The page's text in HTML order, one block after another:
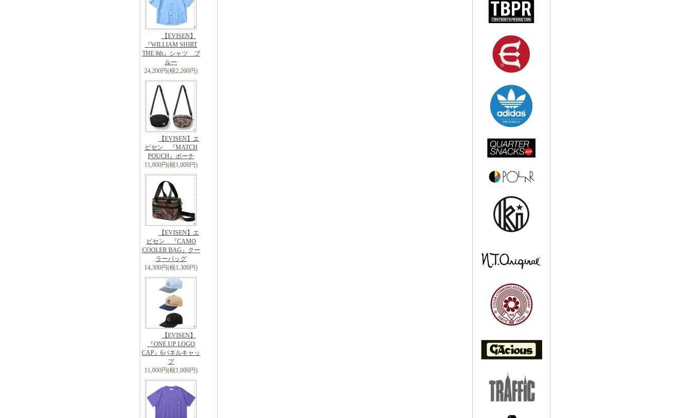
【EVISEN】
『WILLIAM SHIRT
THE 8th』シャツ ブ
ルー
24,200円(税2,200円)
【EVISEN】エ
ビセン 『MATCH
POUCH』ポーチ
11,000円(税1,000円)
【EVISEN】エ
ビセン 『CAMO
COOLER BAG』クー
ラーバッグ
14,300円(税1,300円)
【EVISEN】
『ONE UP LOGO
CAP』6パネルキャッ
プ
11,000円(税1,000円)